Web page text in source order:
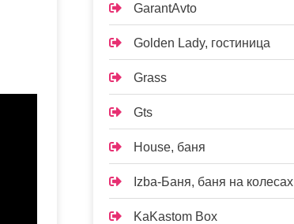
GarantAvto
Golden Lady, гостиница
Grass
Gts
House, баня
Izba-Баня, баня на колесах
KaKastom Box